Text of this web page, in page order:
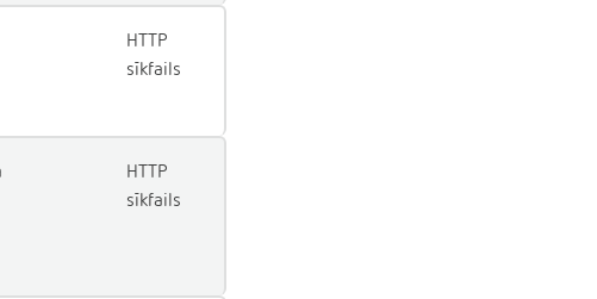
HTTP
sīkfails
HTTP
sīkfails